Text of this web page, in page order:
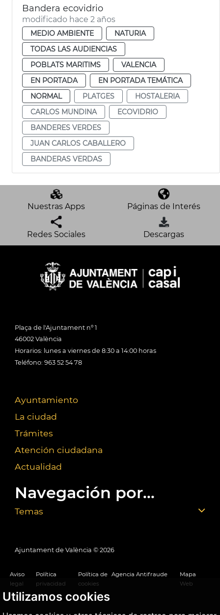
Utilizamos cookies
Bandera ecovidrio
modificado hace 2 años
MEDIO AMBIENTE
NATURIA
TODAS LAS AUDIENCIAS
POBLATS MARITIMS
VALENCIA
EN PORTADA
EN PORTADA TEMÁTICA
NORMAL
PLATGES
HOSTALERIA
CARLOS MUNDINA
ECOVIDRIO
BANDERES VERDES
JUAN CARLOS CABALLERO
BANDERAS VERDAS
Nuestras Apps Páginas de Interés
Redes Sociales Descargas
Plaça de l'Ajuntament nº 1
46002 València
Horarios: lunes a viernes de 8:30 a 14:00 horas
Teléfono: 963 52 54 78
Ayuntamiento
La ciudad
Trámites
Atención ciudadana
Actualidad
Navegación por...
Temas
Ajuntament de València © 2026
Aviso
legal
Política
privacidad
Política de
cookies
Agencia Antifraude
Mapa
Web